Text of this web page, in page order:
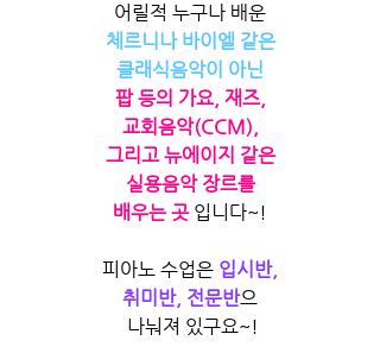
어릴적 누구나 배운
체르니나 바이엘 같은
클래식음악이 아닌
팝 등의 가요, 재즈,
교회음악(CCM),
그리고 뉴에이지 같은
실용음악 장르를
배우는 곳 입니다~!
피아노 수업은 입시반,
취미반, 전문반으
나눠져 있구요~!